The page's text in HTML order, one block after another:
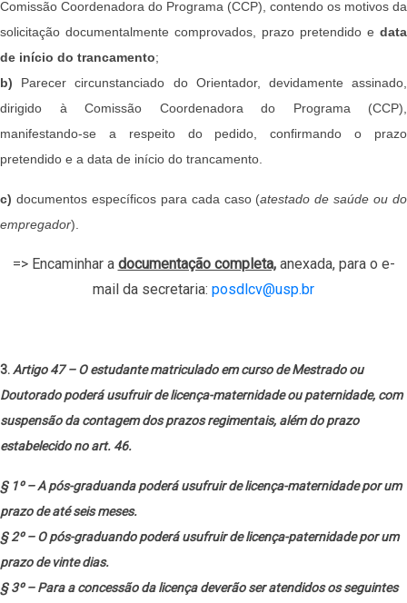
Comissão Coordenadora do Programa (CCP), contendo os motivos da
solicitação documentalmente comprovados, prazo pretendido e data
de início do trancamento;
b) Parecer circunstanciado do Orientador, devidamente assinado,
dirigido à Comissão Coordenadora do Programa (CCP),
manifestando-se a respeito do pedido, confirmando o prazo
pretendido e a data de início do trancamento.
c) documentos específicos para cada caso (atestado de saúde ou do
empregador).
=> Encaminhar a documentação completa,anexada, para o e-
mail da secretaria: posdlcv@usp.br
3.Artigo 47 – O estudante matriculado em curso de Mestrado ou
Doutorado poderá usufruir de licença-maternidade ou paternidade, com
suspensão da contagem dos prazos regimentais, além do prazo
estabelecido no art. 46.
§ 1º – A pós-graduanda poderá usufruir de licença-maternidade por um
prazo de até seis meses.
§ 2º – O pós-graduando poderá usufruir de licença-paternidade por um
prazo de vinte dias.
§ 3º – Para a concessão da licença deverão ser atendidos os seguintes